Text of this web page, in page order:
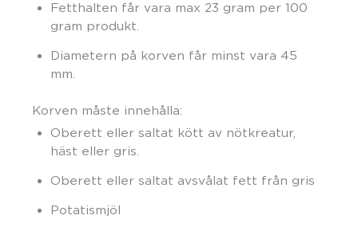
Fetthalten får vara max 23 gram per 100
gram produkt.
Diametern på korven får minst vara 45
mm.
Korven måste innehålla:
Oberett eller saltat kött av nötkreatur,
häst eller gris.
Oberett eller saltat avsvålat fett från gris
Potatismjöl